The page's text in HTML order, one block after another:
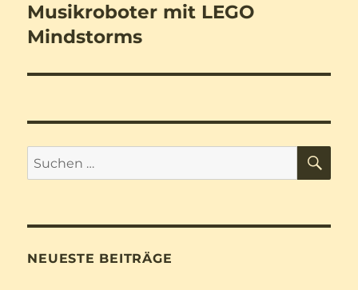
Beitrag:
Musikroboter mit LEGO
Mindstorms
Suchen
nach:
NEUESTE BEITRÄGE